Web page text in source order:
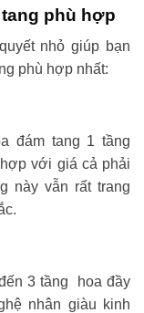
phù hợp
nhỏ giúp bạn
phù hợp nhất:
đám tang 1 tầng
với giá cả phải
này vẫn rất trang
3 tầng hoa đầy
nhân giàu kinh